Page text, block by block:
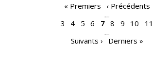
« Premiers
‹ Précédents
…
3
4 5 6 7 8 9 10
11
…
Suivants ›
Derniers »